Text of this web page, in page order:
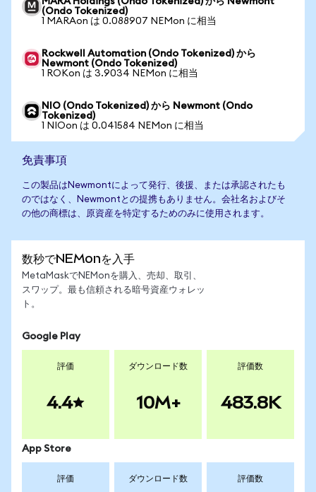
(Ondo Tokenized)
1 MARAon は 0.088907 NEMon に相当
Rockwell Automation (Ondo Tokenized) から
Newmont (Ondo Tokenized)
1 ROKon は 3.9034 NEMon に相当
NIO (Ondo Tokenized) から Newmont (Ondo
Tokenized)
1 NIOon は 0.041584 NEMon に相当
免責事項
この製品はNewmontによって発行、後援、または承認されたも
のではなく、Newmontとの提携もありません。会社名およびそ
の他の商標は、原資産を特定するためのみに使用されます。
数秒でNEMonを入手
MetaMaskでNEMonを購入、売却、取引、
スワップ。最も信頼される暗号資産ウォレッ
ト。
Google Play
評価
4.4
ダウンロード数
10M+
評価数
483.8K
App Store
評価 ダウンロード数 評価数